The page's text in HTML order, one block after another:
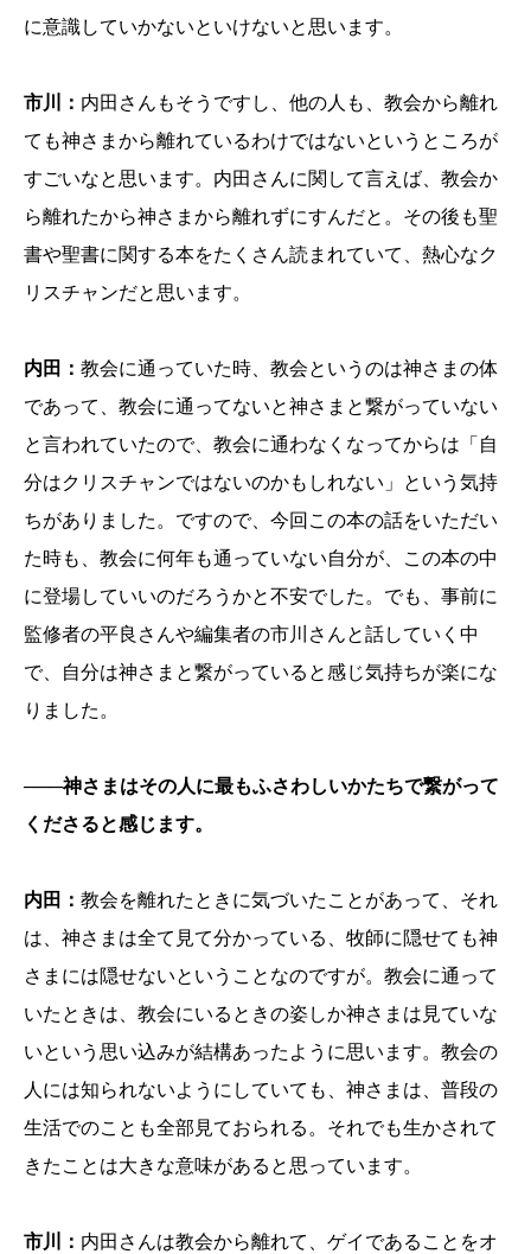
に意識していかないといけないと思います。
市川： 内田さんもそうですし、他の人も、教会から離れ
ても神さまから離れているわけではないというところが
すごいなと思います。内田さんに関して言えば、教会か
ら離れたから神さまから離れずにすんだと。その後も聖
書や聖書に関する本をたくさん読まれていて、熱心なク
リスチャンだと思います。
内田： 教会に通っていた時、教会というのは神さまの体
であって、教会に通ってないと神さまと繋がっていない
と言われていたので、教会に通わなくなってからは「自
分はクリスチャンではないのかもしれない」という気持
ちがありました。ですので、今回この本の話をいただい
た時も、教会に何年も通っていない自分が、この本の中
に登場していいのだろうかと不安でした。でも、事前に
監修者の平良さんや編集者の市川さんと話していく中
で、自分は神さまと繋がっていると感じ気持ちが楽にな
りました。
───神さまはその人に最もふさわしいかたちで繋がって
くださると感じます。
内田： 教会を離れたときに気づいたことがあって、それ
は、神さまは全て見て分かっている、牧師に隠せても神
さまには隠せないということなのですが。教会に通って
いたときは、教会にいるときの姿しか神さまは見ていな
いという思い込みが結構あったように思います。教会の
人には知られないようにしていても、神さまは、普段の
生活でのことも全部見ておられる。それでも生かされて
きたことは大きな意味があると思っています。
市川： 内田さんは教会から離れて、ゲイであることをオ